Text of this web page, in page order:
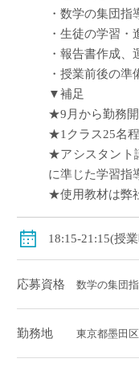
・数学の集団指
・生徒の学習・
・報告書作成
・授業前後の準
▼補足
★9月から勤務開
★1クラス25名程
★アシスタント
に準じた学習指
★使用教材は弊
18:15-21:15(授
応募資格 数学の集団
勤務地 東京都墨田